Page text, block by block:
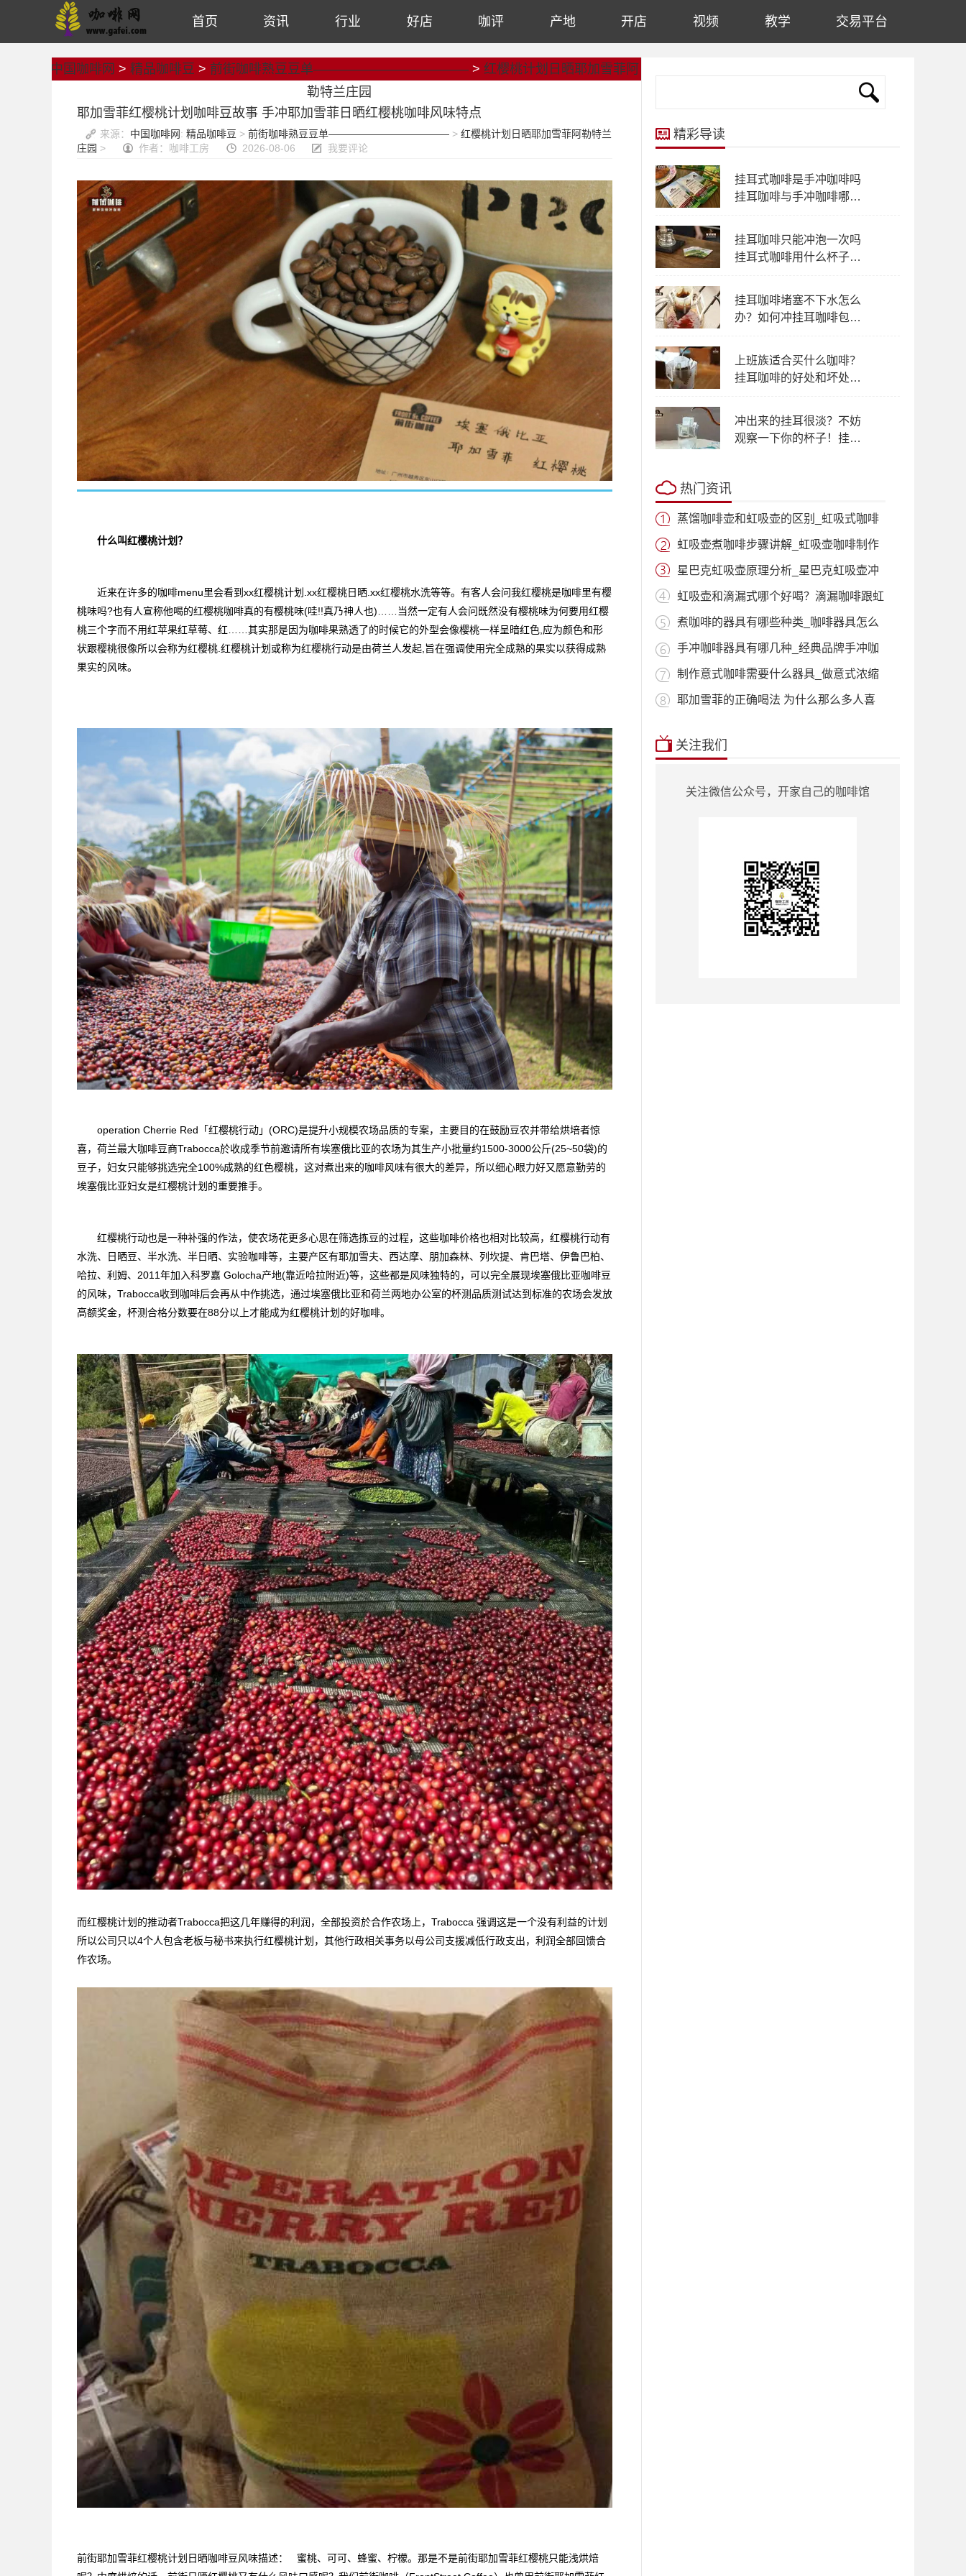
首页 资讯 行业 好店 咖评 产地 开店 视频 教学 交易平台
中国咖啡网 > 精品咖啡豆 > 前街咖啡熟豆豆单———————————— > 红樱桃计划日晒耶加雪菲阿
勒特兰庄园
耶加雪菲红樱桃计划咖啡豆故事 手冲耶加雪菲日晒红樱桃咖啡风味特点
来源： 中国咖啡网: 精品咖啡豆 > 前街咖啡熟豆豆单———————————— > 红樱桃计划日晒耶加雪菲阿勒特兰
庄园 > 作者：咖啡工房 2026-08-06 我要评论
什么叫红樱桃计划？
近来在许多的咖啡menu里会看到xx红樱桃计划.xx红樱桃日晒.xx红樱桃水洗等等。有客人会问我红樱桃是咖啡里有樱
桃味吗?也有人宣称他喝的红樱桃咖啡真的有樱桃味(哇!!真乃神人也)……当然一定有人会问既然没有樱桃味为何要用红樱
桃三个字而不用红苹果红草莓、红……其实那是因为咖啡果熟透了的时候它的外型会像樱桃一样呈暗红色,应为颜色和形
状跟樱桃很像所以会称为红樱桃.红樱桃计划或称为红樱桃行动是由荷兰人发起,旨在强调使用完全成熟的果实以获得成熟
果实的风味。
operation Cherrie Red「红樱桃行动」(ORC)是提升小规模农场品质的专案，主要目的在鼓励豆农并带给烘培者惊
喜，荷兰最大咖啡豆商Trabocca於收成季节前邀请所有埃塞俄比亚的农场为其生产小批量约1500-3000公斤(25~50袋)的
豆子，妇女只能够挑选完全100%成熟的红色樱桃，这对煮出来的咖啡风味有很大的差异，所以细心眼力好又愿意勤劳的
埃塞俄比亚妇女是红樱桃计划的重要推手。
红樱桃行动也是一种补强的作法，使农场花更多心思在筛选拣豆的过程，这些咖啡价格也相对比较高，红樱桃行动有
水洗、日晒豆、半水洗、半日晒、实验咖啡等，主要产区有耶加雪夫、西达摩、朋加森林、列坎提、肯巴塔、伊鲁巴柏、
哈拉、利姆、2011年加入科罗嘉 Golocha产地(靠近哈拉附近)等，这些都是风味独特的，可以完全展现埃塞俄比亚咖啡豆
的风味，Trabocca收到咖啡后会再从中作挑选，通过埃塞俄比亚和荷兰两地办公室的杯测品质测试达到标准的农场会发放
高额奖金，杯测合格分数要在88分以上才能成为红樱桃计划的好咖啡。
而红樱桃计划的推动者Trabocca把这几年赚得的利润，全部投资於合作农场上，Trabocca 强调这是一个没有利益的计划
所以公司只以4个人包含老板与秘书来执行红樱桃计划，其他行政相关事务以母公司支援减低行政支出，利润全部回馈合
作农场。
前街耶加雪菲红樱桃计划日晒咖啡豆风味描述： 蜜桃、可可、蜂蜜、柠檬。那是不是前街耶加雪菲红樱桃只能浅烘焙
精彩导读
挂耳式咖啡是手冲咖啡吗
挂耳咖啡与手冲咖啡哪个
挂耳咖啡只能冲泡一次吗
挂耳式咖啡用什么杯子冲
挂耳咖啡堵塞不下水怎么
办？如何冲挂耳咖啡包不
上班族适合买什么咖啡？
挂耳咖啡的好处和坏处有
效作用
冲出来的挂耳很淡？不妨
观察一下你的杯子！挂耳
热门资讯
蒸馏咖啡壶和虹吸壶的区别_虹吸式咖啡
壶适虹吸壶煮咖啡步骤讲解_虹吸壶咖啡制作
过程星巴克虹吸壶原理分析_星巴克虹吸壶冲
泡咖虹吸壶和滴漏式哪个好喝？滴漏咖啡跟虹
吸咖煮咖啡的器具有哪些种类_咖啡器具怎么
用_什手冲咖啡器具有哪几种_经典品牌手冲咖
啡器制作意式咖啡需要什么器具_做意式浓缩
咖啡耶加雪菲的正确喝法 为什么那么多人喜
本站推荐: 星巴克菜单2018价目表
啡 | 曼特宁 |
单品咖啡种类 | 90+咖啡豆 | 罗蜜奇
关注我们
关注微信公众号，开家自己的咖啡馆